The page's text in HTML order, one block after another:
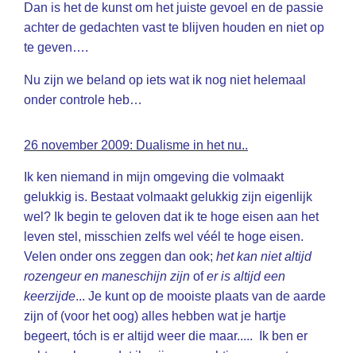
Dan is het de kunst om het juiste gevoel en de passie
achter de gedachten vast te blijven houden en niet op
te geven….
Nu zijn we beland op iets wat ik nog niet helemaal
onder controle heb…
26 november 2009: Dualisme in het nu..
Ik ken niemand in mijn omgeving die volmaakt
gelukkig is. Bestaat volmaakt gelukkig zijn eigenlijk
wel? Ik begin te geloven dat ik te hoge eisen aan het
leven stel, misschien zelfs wel véél te hoge eisen.
Velen onder ons zeggen dan ook; het kan niet altijd
rozengeur en maneschijn zijn ofer is altijd een
keerzijde... Je kunt op de mooiste plaats van de aarde
zijn of (voor het oog) alles hebben wat je hartje
begeert, tóch is er altijd weer die maar..... Ik ben er